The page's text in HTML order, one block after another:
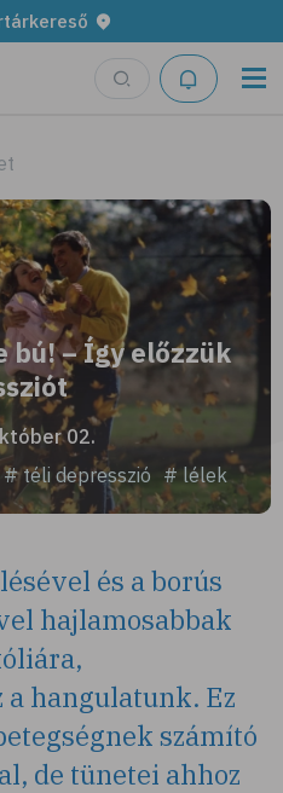
bú! – Így előzzük
02.
# téli depresszió # lélek
és a borús
hajlamosabbak
a hangulatunk. Ez
számító
de tünetei ahhoz